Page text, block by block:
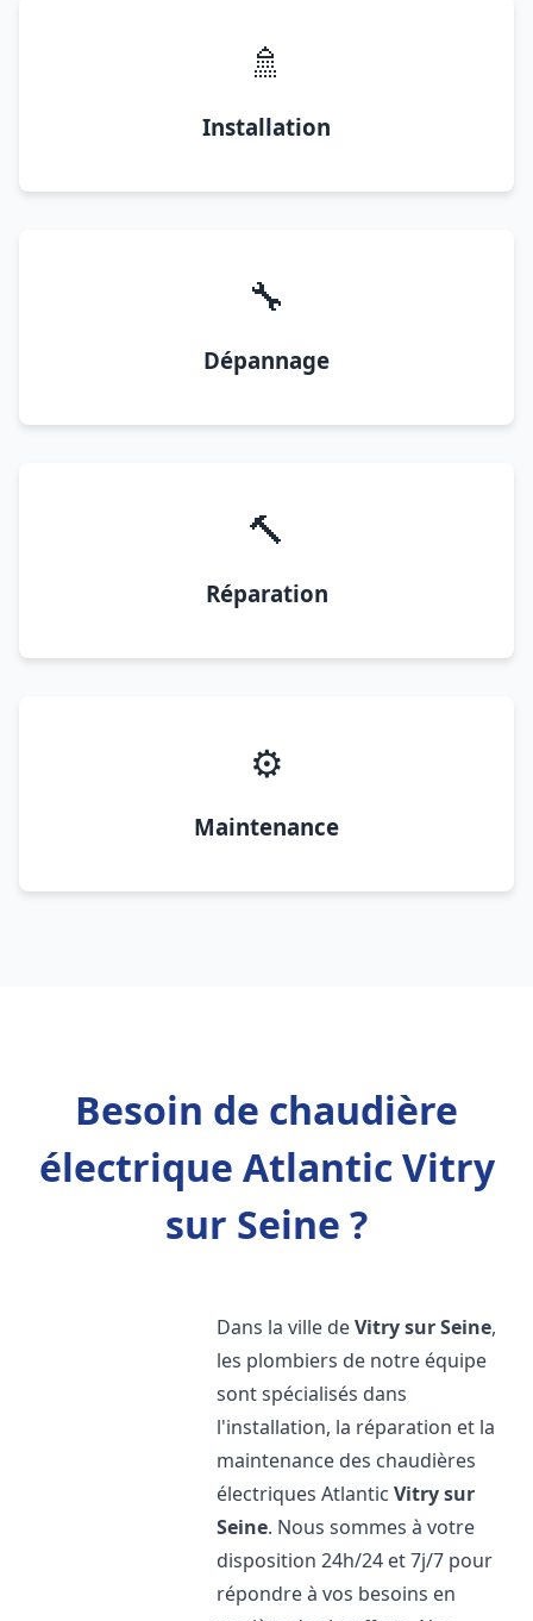
🚿
Installation
🔧
Dépannage
🔨
Réparation
⚙️
Maintenance
Besoin de chaudière
électrique Atlantic Vitry
sur Seine ?
Dans la ville deVitry sur Seine,
les plombiers de notre équipe
sont spécialisés dans
l'installation, la réparation et la
maintenance des chaudières
électriques AtlanticVitry sur
Seine. Nous sommes à votre
disposition 24h/24 et 7j/7 pour
répondre à vos besoins en